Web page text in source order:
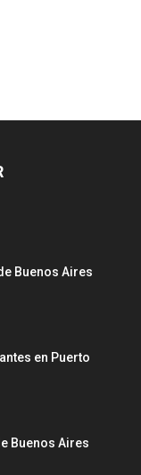
Buenos Aires
en Puerto
Buenos Aires